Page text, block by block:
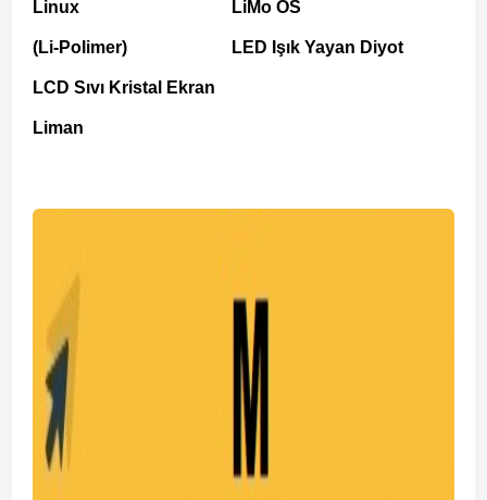
Linux
(Li-Polimer)
LCD Sıvı Kristal Ekran
Liman
LiMo OS
LED Işık Yayan Diyot